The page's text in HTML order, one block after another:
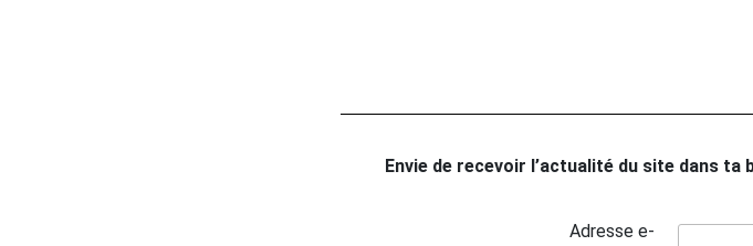
Envie de recevoir l’actualité du site dans
Adresse e-